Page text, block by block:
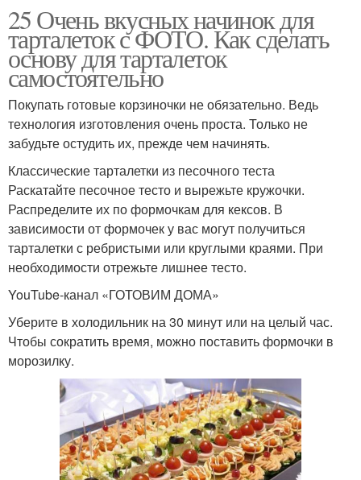
25 Очень вкусных начинок для
тарталеток с ФОТО. Как сделать
основу для тарталеток
самостоятельно
Покупать готовые корзиночки не обязательно. Ведь
технология изготовления очень проста. Только не
забудьте остудить их, прежде чем начинять.
Классические тарталетки из песочного теста
Раскатайте песочное тесто и вырежьте кружочки.
Распределите их по формочкам для кексов. В
зависимости от формочек у вас могут получиться
тарталетки с ребристыми или круглыми краями. При
необходимости отрежьте лишнее тесто.
YouTube‑канал «ГОТОВИМ ДОМА»
Уберите в холодильник на 30 минут или на целый час.
Чтобы сократить время, можно поставить формочки в
морозилку.